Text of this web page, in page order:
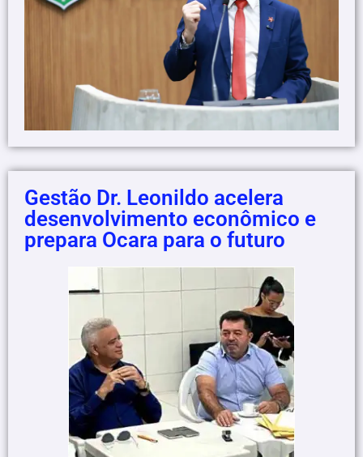
Gestão Dr. Leonildo acelera
desenvolvimento econômico e
prepara Ocara para o futuro